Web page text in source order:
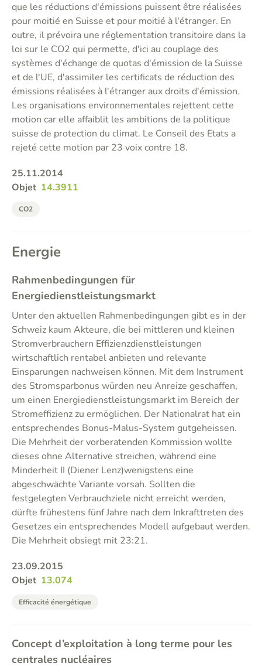
que les réductions d'émissions puissent être réalisées
pour moitié en Suisse et pour moitié à l'étranger. En
outre, il prévoira une réglementation transitoire dans la
loi sur le CO2 qui permette, d'ici au couplage des
systèmes d'échange de quotas d'émission de la Suisse
et de l'UE, d'assimiler les certificats de réduction des
émissions réalisées à l'étranger aux droits d'émission.
Les organisations environnementales rejettent cette
motion car elle affaiblit les ambitions de la politique
suisse de protection du climat. Le Conseil des Etats a
rejeté cette motion par 23 voix contre 18.
25.11.2014
Objet 14.3911
CO2
Energie
Rahmenbedingungen für
Energiedienstleistungsmarkt
Unter den aktuellen Rahmenbedingungen gibt es in der
Schweiz kaum Akteure, die bei mittleren und kleinen
Stromverbrauchern Effizienzdienstleistungen
wirtschaftlich rentabel anbieten und relevante
Einsparungen nachweisen können. Mit dem Instrument
des Stromsparbonus würden neu Anreize geschaffen,
um einen Energiedienstleistungsmarkt im Bereich der
Stromeffizienz zu ermöglichen. Der Nationalrat hat ein
entsprechendes Bonus-Malus-System gutgeheissen.
Die Mehrheit der vorberatenden Kommission wollte
dieses ohne Alternative streichen, während eine
Minderheit II (Diener Lenz)wenigstens eine
abgeschwächte Variante vorsah. Sollten die
festgelegten Verbrauchziele nicht erreicht werden,
dürfte frühestens fünf Jahre nach dem Inkrafttreten des
Gesetzes ein entsprechendes Modell aufgebaut werden.
Die Mehrheit obsiegt mit 23:21.
23.09.2015
Objet 13.074
Efficacité énergétique
Concept d’exploitation à long terme pour les
centrales nucléaires